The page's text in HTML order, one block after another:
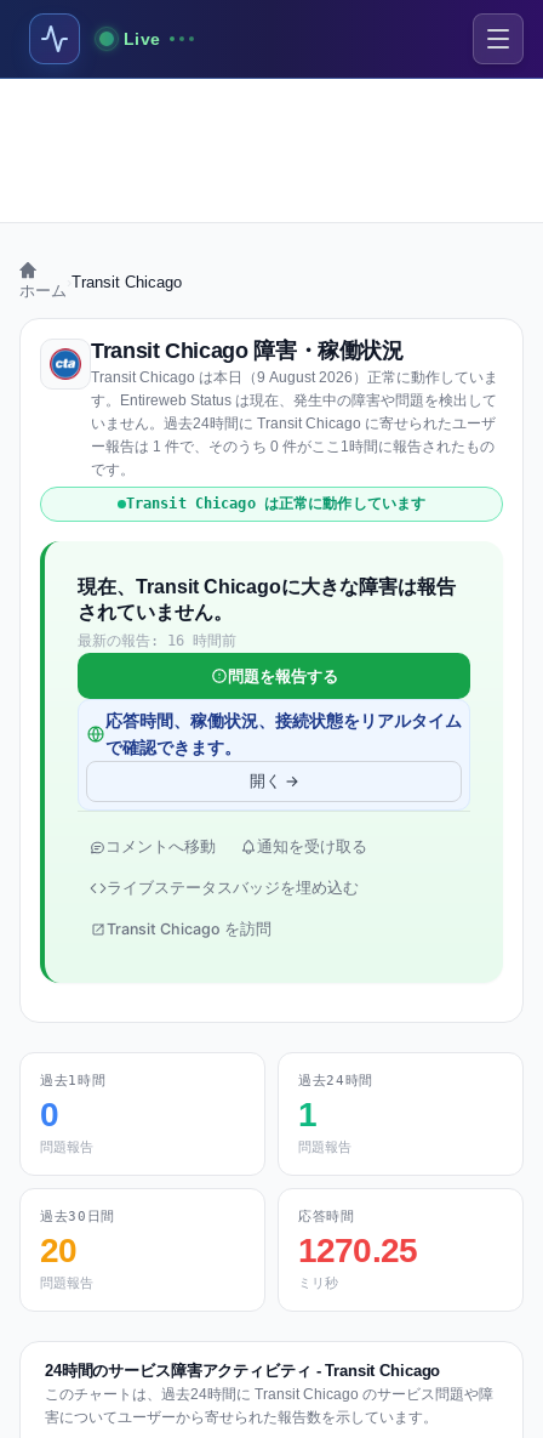
Live
ホーム Transit Chicago
Transit Chicago 障害・稼働状況
Transit Chicago は本日（9 August 2026）正常に動作していま
す。Entireweb Status は現在、発生中の障害や問題を検出して
いません。過去24時間に Transit Chicago に寄せられたユーザ
ー報告は 1 件で、そのうち 0 件がここ1時間に報告されたもの
です。
Transit Chicago は正常に動作しています
現在、Transit Chicagoに大きな障害は報告
されていません。
最新の報告: 16 時間前
問題を報告する
応答時間、稼働状況、接続状態をリアルタイム
で確認できます。
開く →
コメントへ移動 通知を受け取る
ライブステータスバッジを埋め込む
Transit Chicago を訪問
過去1時間
0
問題報告
過去24時間
1
問題報告
過去30日間
20
問題報告
応答時間
1270.25
ミリ秒
24時間のサービス障害アクティビティ - Transit Chicago
このチャートは、過去24時間に Transit Chicago のサービス問題や障
害についてユーザーから寄せられた報告数を示しています。